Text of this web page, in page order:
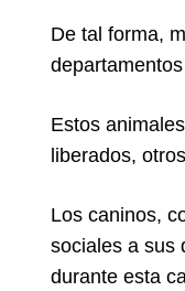
De tal forma,
Estos
liberados,
Los caninos,
sociales a sus
durante esta